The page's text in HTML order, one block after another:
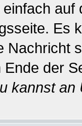
Es
Nachricht
Ende der
kannst